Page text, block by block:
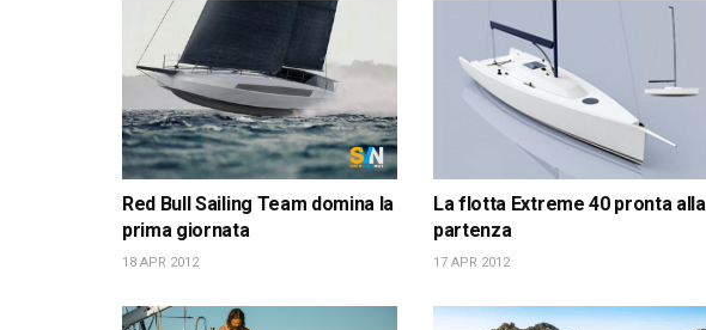
Red Bull Sailing Team domina la
prima giornata
18 APR 2012
La flotta Extreme 40 pronta alla
partenza
17 APR 2012